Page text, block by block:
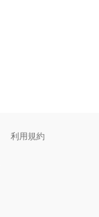
利用規約